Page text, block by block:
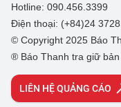
Hotline: 090.456.3399
Điện thoại: (+84)24
© Copyright 2025 Báo
® Báo Thanh tra giữ
LIÊN HỆ QUẢNG CÁO